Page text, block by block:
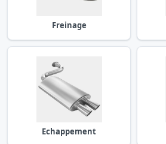
Freinage
Echappement